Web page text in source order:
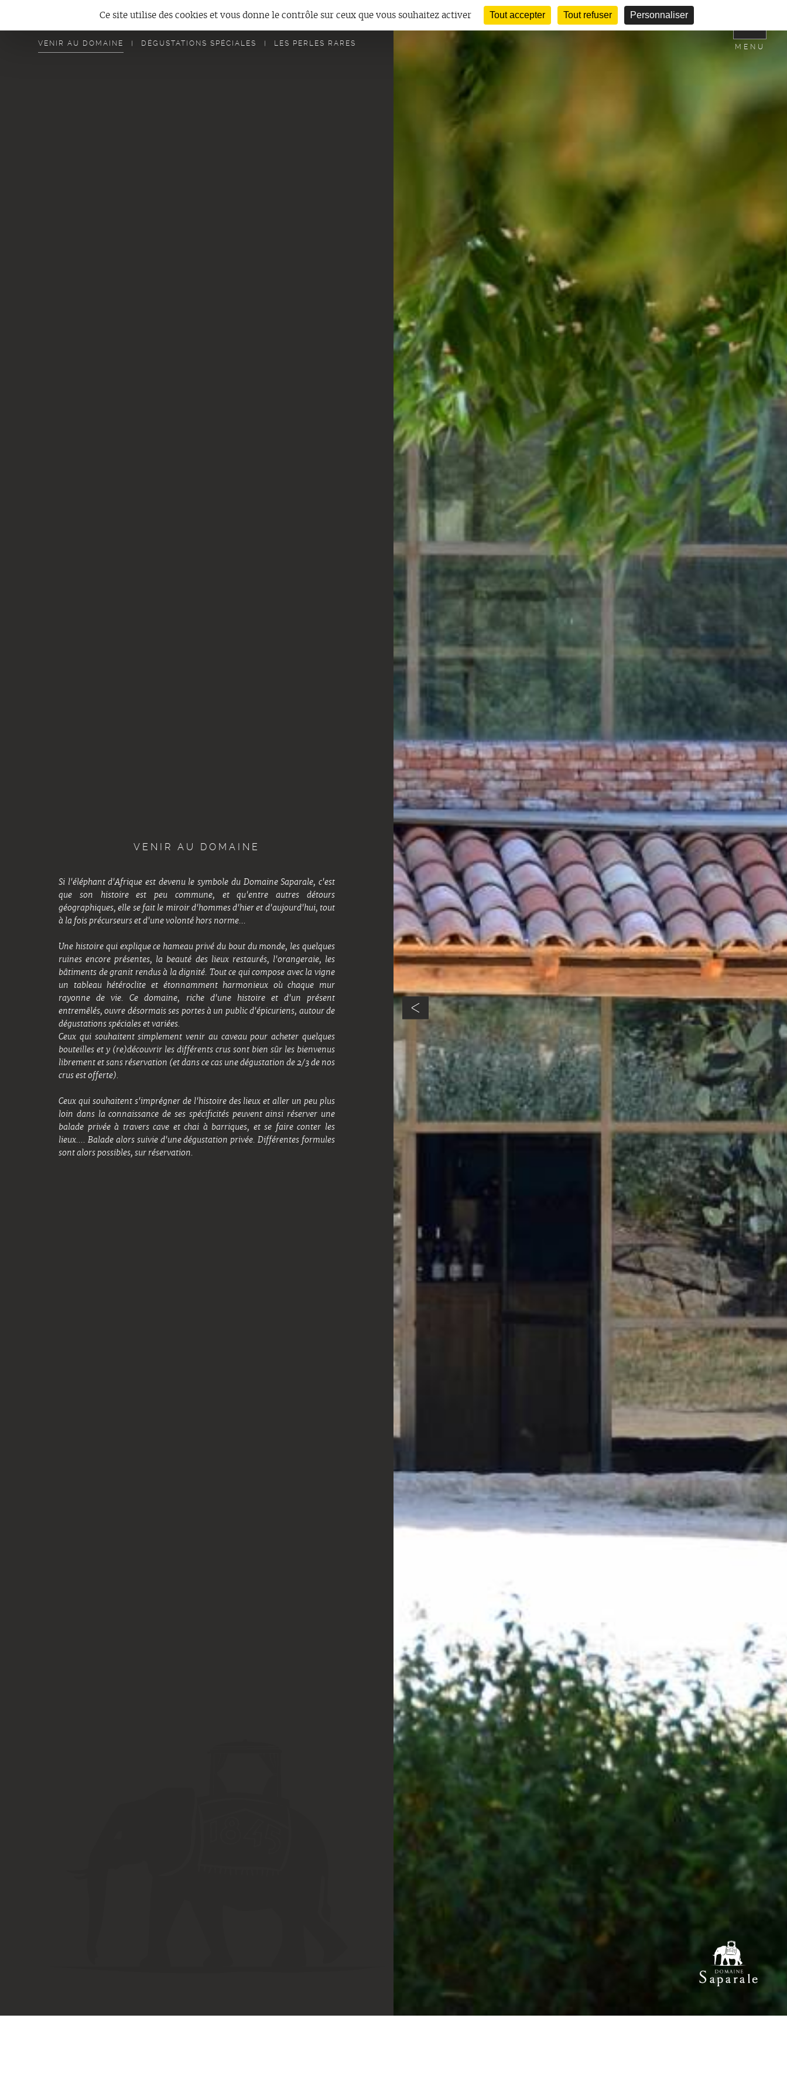
Ce site utilise des cookies et vous donne le contrôle sur ceux que vous souhaitez activer Tout accepter Tout refuser Personnaliser
ACCUEIL
NOTRE HISTOIRE
NOTRE VIGNOBLE
NOS CÉPAGES
CONTACT
NOS VINS
CUVÉE SAPARALE
CUVÉE CASTEDDU
CUVÉE NATURA
OENOTECA
TARIFS ET VENTE EN
LIGNE
INFORMATIONS DE CONTACT
Domaine Saparale
Vallée de l'Ortolo
20100, Sartène
Telephone
: 04 20 02 60 38
DÉCOUVREZ HÉBERGEMENTS
VENIR AU DOMAINE DÉGUSTATIONS SPÉCIALES LES PERLES RARES
VENIR AU DOMAINE
Si l'éléphant d'Afrique est devenu le symbole du Domaine Saparale, c'est
que son histoire est peu commune, et qu'entre autres détours
géographiques, elle se fait le miroir d'hommes d'hier et d'aujourd'hui, tout
à la fois précurseurs et d'une volonté hors norme...
Une histoire qui explique ce hameau privé du bout du monde, les quelques
ruines encore présentes, la beauté des lieux restaurés, l'orangeraie, les
bâtiments de granit rendus à la dignité. Tout ce qui compose avec la vigne
un tableau hétéroclite et étonnamment harmonieux où chaque mur
rayonne de vie. Ce domaine, riche d'une histoire et d'un présent
entremêlés, ouvre désormais ses portes à un public d'épicuriens, autour de
dégustations spéciales et variées.
Ceux qui souhaitent simplement venir au caveau pour acheter quelques
bouteilles et y (re)découvrir les différents crus sont bien sûr les bienvenus
librement et sans réservation (et dans ce cas une dégustation de 2/3 de nos
crus est offerte).
Ceux qui souhaitent s'imprégner de l'histoire des lieux et aller un peu plus
loin dans la connaissance de ses spécificités peuvent ainsi réserver une
balade privée à travers cave et chai à barriques, et se faire conter les
lieux.... Balade alors suivie d'une dégustation privée. Différentes formules
sont alors possibles, sur réservation.